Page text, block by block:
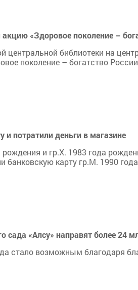
«Здоровое поколение –
центральной библиотеки на
поколение – богатство
потратили деньги в магазине
и гр.Х. 1983 года
банковскую карту гр.М. 1990
сада «Алсу» направят более 24
стало возможным благодаря